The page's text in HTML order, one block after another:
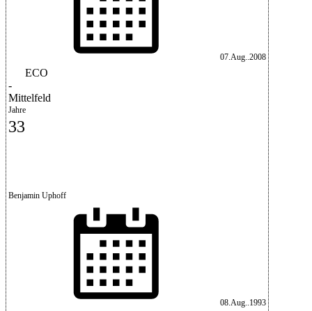
07.Aug..2008
ECO
-
Mittelfeld
Jahre
33
Benjamin Uphoff
08.Aug..1993